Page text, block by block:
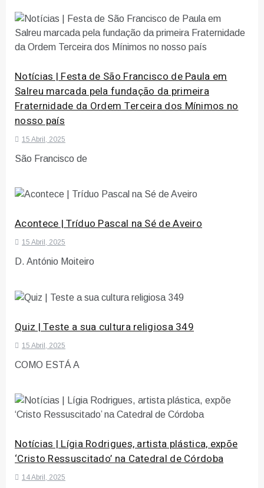
Notícias | Festa de São Francisco de Paula em
Salreu marcada pela fundação da primeira
Fraternidade da Ordem Terceira dos Mínimos no
nosso país
15 Abril, 2025
São Francisco de
Acontece | Tríduo Pascal na Sé de Aveiro
15 Abril, 2025
D. António Moiteiro
Quiz | Teste a sua cultura religiosa 349
15 Abril, 2025
COMO ESTÁ A
Notícias | Lígia Rodrigues, artista plástica, expõe
‘Cristo Ressuscitado’ na Catedral de Córdoba
14 Abril, 2025